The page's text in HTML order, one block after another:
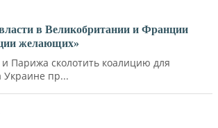
в Великобритании и Франции
желающих»
Парижа сколотить коалицию для
Украине пр...